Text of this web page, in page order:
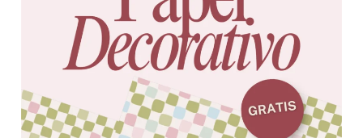
para
Journaling